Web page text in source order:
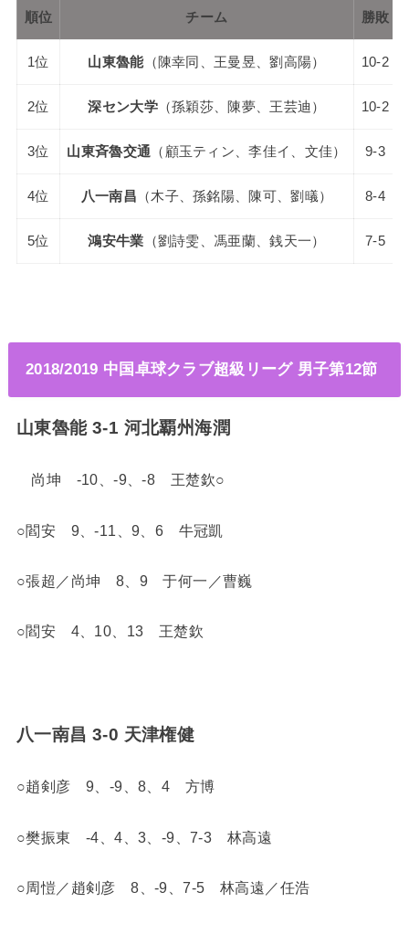
順位 チーム 勝敗
1位 山東魯能（陳幸同、王曼昱、劉高陽） 10-2
2位 深セン大学（孫穎莎、陳夢、王芸迪） 10-2
3位 山東斉魯交通 （顧玉ティン、李佳イ、文佳） 9-3
4位 八一南昌 （木子、孫銘陽、陳可、劉㬢） 8-4
5位 鴻安牛業 （劉詩雯、馮亜蘭、銭天一） 7-5
2018/2019 中国卓球クラブ超級リーグ 男子第12節
山東魯能 3-1 河北覇州海潤
尚坤 -10、-9、-8 王楚欽○
○閻安 9、-11、9、6 牛冠凱
○張超／尚坤 8、9 于何一／曹巍
○閻安 4、10、13 王楚欽
八一南昌 3-0 天津権健
○趙剣彦 9、-9、8、4 方博
○樊振東 -4、4、3、-9、7-3 林高遠
○周愷／趙剣彦 8、-9、7-5 林高遠／任浩